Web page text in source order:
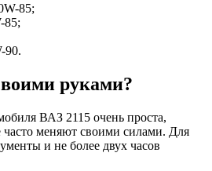
85;
85;
90.
руками?
ВАЗ 2115 очень проста,
часто меняют своими силами. Для
и не более двух часов